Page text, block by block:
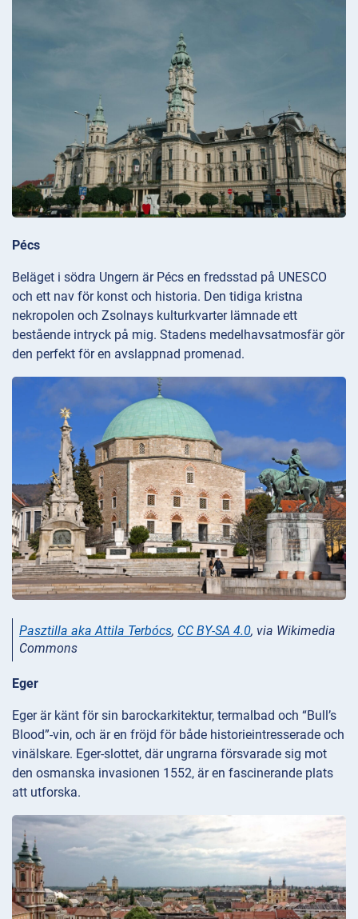
Pécs
Beläget i södra Ungern är Pécs en fredsstad på UNESCO
och ett nav för konst och historia. Den tidiga kristna
nekropolen och Zsolnays kulturkvarter lämnade ett
bestående intryck på mig. Stadens medelhavsatmosfär gör
den perfekt för en avslappnad promenad.
Pasztilla aka Attila Terbócs, CC BY-SA 4.0, via Wikimedia
Commons
Eger
Eger är känt för sin barockarkitektur, termalbad och “Bull’s
Blood”-vin, och är en fröjd för både historieintresserade och
vinälskare. Eger-slottet, där ungrarna försvarade sig mot
den osmanska invasionen 1552, är en fascinerande plats
att utforska.